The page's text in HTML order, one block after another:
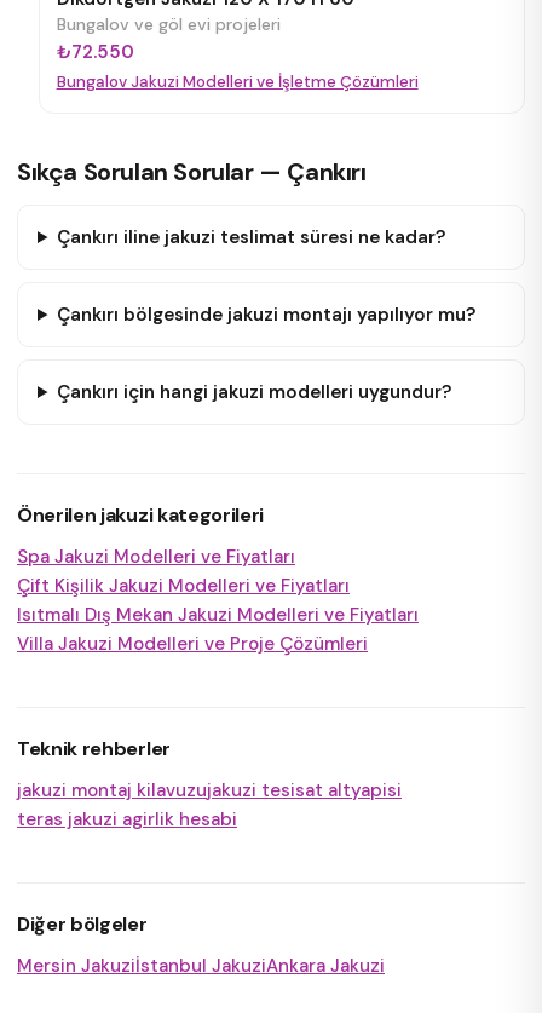
Bungalov ve göl evi projeleri
₺72.550
Bungalov Jakuzi Modelleri ve İşletme Çözümleri
Sıkça Sorulan Sorular — Çankırı
Çankırı iline jakuzi teslimat süresi ne kadar?
Çankırı bölgesinde jakuzi montajı yapılıyor mu?
Çankırı için hangi jakuzi modelleri uygundur?
Önerilen jakuzi kategorileri
Spa Jakuzi Modelleri ve Fiyatları
Çift Kişilik Jakuzi Modelleri ve Fiyatları
Isıtmalı Dış Mekan Jakuzi Modelleri ve Fiyatları
Villa Jakuzi Modelleri ve Proje Çözümleri
Teknik rehberler
jakuzi montaj kilavuzujakuzi tesisat altyapisi
teras jakuzi agirlik hesabi
Diğer bölgeler
Mersin Jakuziİstanbul JakuziAnkara Jakuzi